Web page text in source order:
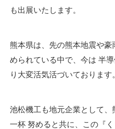
も出展いたします。
熊本県は、先の熊本地震や
められている中で、今は 半
り大変活気活づいております
池松機工も地元企業として
一杯 努めると共に、この『